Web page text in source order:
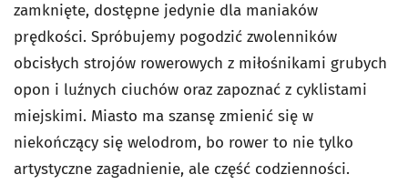
zamknięte, dostępne jedynie dla maniaków
prędkości. Spróbujemy pogodzić zwolenników
obcisłych strojów rowerowych z miłośnikami grubych
opon i luźnych ciuchów oraz zapoznać z cyklistami
miejskimi. Miasto ma szansę zmienić się w
niekończący się welodrom, bo rower to nie tylko
artystyczne zagadnienie, ale część codzienności.